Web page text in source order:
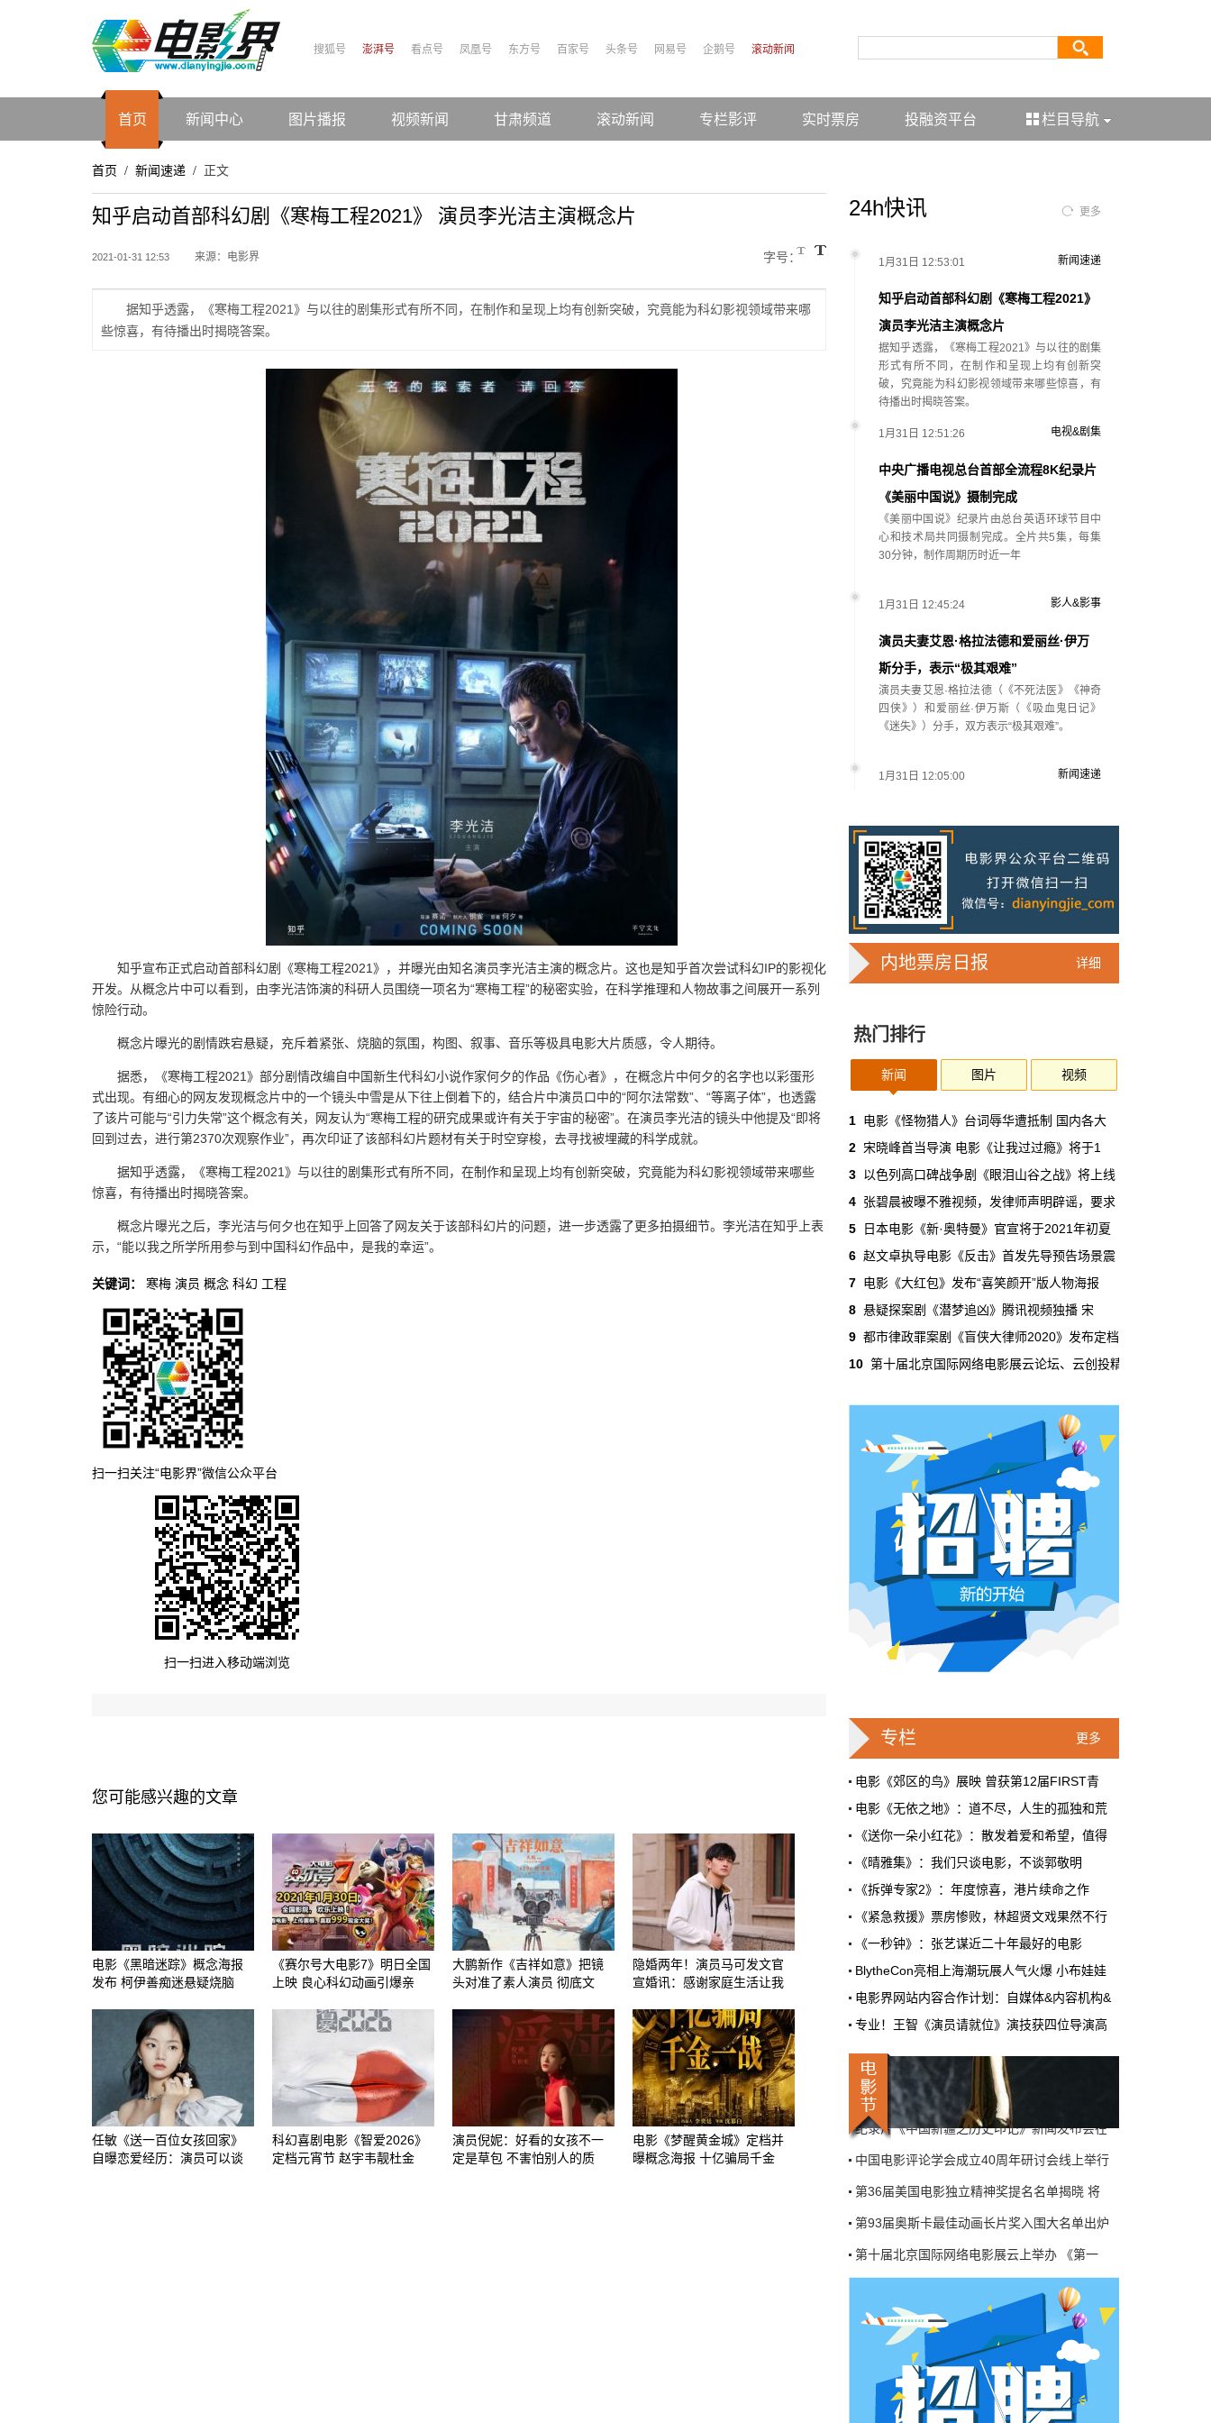
搜狐号 澎湃号 看点号 凤凰号 东方号 百家号 头条号 网易号 企鹅号 滚动新闻
首页 新闻中心 图片播报 视频新闻 甘肃频道 滚动新闻 专栏影评 实时票房 投融资平台 栏目导航
首页 / 新闻速递 / 正文
知乎启动首部科幻剧《寒梅工程2021》 演员李光洁主演概念片
2021-01-31 12:53 来源：电影界 字号：
据知乎透露，《寒梅工程2021》与以往的剧集形式有所不同，在制作和呈现上均有创新突破，究竟能为科幻影视领域带来哪
些惊喜，有待播出时揭晓答案。
知乎宣布正式启动首部科幻剧《寒梅工程2021》，并曝光由知名演员李光洁主演的概念片。这也是知乎首次尝试科幻IP的影视化
开发。从概念片中可以看到，由李光洁饰演的科研人员围绕一项名为“寒梅工程”的秘密实验，在科学推理和人物故事之间展开一系列
惊险行动。
概念片曝光的剧情跌宕悬疑，充斥着紧张、烧脑的氛围，构图、叙事、音乐等极具电影大片质感，令人期待。
据悉，《寒梅工程2021》部分剧情改编自中国新生代科幻小说作家何夕的作品《伤心者》，在概念片中何夕的名字也以彩蛋形
式出现。有细心的网友发现概念片中的一个镜头中雪是从下往上倒着下的，结合片中演员口中的“阿尔法常数”、“等离子体”，也透露
了该片可能与“引力失常”这个概念有关，网友认为“寒梅工程的研究成果或许有关于宇宙的秘密”。在演员李光洁的镜头中他提及“即将
回到过去，进行第2370次观察作业”，再次印证了该部科幻片题材有关于时空穿梭，去寻找被埋藏的科学成就。
据知乎透露，《寒梅工程2021》与以往的剧集形式有所不同，在制作和呈现上均有创新突破，究竟能为科幻影视领域带来哪些
惊喜，有待播出时揭晓答案。
概念片曝光之后，李光洁与何夕也在知乎上回答了网友关于该部科幻片的问题，进一步透露了更多拍摄细节。李光洁在知乎上表
示，“能以我之所学所用参与到中国科幻作品中，是我的幸运”。
关键词： 寒梅 演员 概念 科幻 工程
扫一扫关注“电影界”微信公众平台
扫一扫进入移动端浏览
您可能感兴趣的文章
电影《黑暗迷踪》概念海报
发布 柯伊善痴迷悬疑烧脑
《赛尔号大电影7》明日全国
上映 良心科幻动画引爆亲
大鹏新作《吉祥如意》把镜
头对准了素人演员 彻底文
隐婚两年！演员马可发文官
宣婚讯：感谢家庭生活让我
任敏《送一百位女孩回家》
自曝恋爱经历：演员可以谈
科幻喜剧电影《智爱2026》
定档元宵节 赵宇韦靓杜金
演员倪妮：好看的女孩不一
定是草包 不害怕别人的质
电影《梦醒黄金城》定档并
曝概念海报 十亿骗局千金
24h快讯 更多
1月31日 12:53:01
知乎启动首部科幻剧《寒梅工程2021》
演员李光洁主演概念片
据知乎透露，《寒梅工程2021》与以往的剧集
形式有所不同，在制作和呈现上均有创新突
破，究竟能为科幻影视领域带来哪些惊喜，有
待播出时揭晓答案。
新闻速递
1月31日 12:51:26
中央广播电视总台首部全流程8K纪录片
《美丽中国说》摄制完成
《美丽中国说》纪录片由总台英语环球节目中
心和技术局共同摄制完成。全片共5集，每集
30分钟，制作周期历时近一年
电视&剧集
1月31日 12:45:24
演员夫妻艾恩·格拉法德和爱丽丝·伊万
斯分手，表示“极其艰难”
演员夫妻艾恩·格拉法德（《不死法医》《神奇
四侠》）和爱丽丝·伊万斯（《吸血鬼日记》
《迷失》）分手，双方表示“极其艰难”。
影人&影事
1月31日 12:05:00
别展播
为展现新疆维吾尔自治区多民族团结奋斗的精
神面貌，呈现新时代发展建设的新成就，电影
频道将于2月1日推出“大美新疆”特别展播
新闻速递
杰瑞德·莱托和安妮·海瑟薇将主演Apple
杰瑞德·莱托和安妮·海瑟薇将主演Apple新剧
WeWork的兴衰及其自恋的创始人的爱情故
国际&好莱坞
1月31日 12:00:27
江疏影因为肤色太白被调侃“内娱反黑第
一人” 她这样回
江疏影因为肤色太白，被同事调侃是“内娱反黑
第一人”，对此，她表示：“只是我的肉比你肤
影人&影事
1月31日 11:55:03 电视&剧集
1月31日 11:52:00
达科塔·约翰逊将主演《我还好吗》 泰格
·诺塔洛&斯蒂芬妮·阿琳执导
达科塔·约翰逊将主演新片《我还好吗》（Am I
Ok？），已婚搭档泰格·诺塔洛&斯蒂芬妮·阿琳
（《密西西比》）执导。
国际&好莱坞
1月31日 11:50:54
大热音乐剧《致埃文·汉森》电影版定档
24日北美上映。剧版男主本·普拉特继续主演，
朱丽安·摩尔饰演男主母亲海蒂，艾米·亚当斯
国际&好莱坞
1月31日 11:49:42
科幻怪兽片《科洛弗档案》将拍续集，J·J·艾
布拉姆斯继续制片，原导演马特·里夫斯不参
与。
国际&好莱坞
《黑客帝国4》片名曝光 为《黑客帝
国：复兴/矩阵复兴》
分享给剧组的杀青礼物，卡片上写片名为《黑
客帝国：复兴/矩阵复兴》。
1月31日 11:43:28
巴兹·鲁赫曼执导“猫王”埃尔维斯·普雷
斯利未定名传记片改档
“猫王”埃尔维斯·普雷斯利的未定名传记片改
档，从11月5日推迟至明年6月3日北美上映。
国际&好莱坞
1月31日 11:40:43
杨幂哪吒头造型写真曝光 化身小魔女青
春减龄
近日，杨幂工作室晒出一组新写真，杨幂哪吒
头造型青春减龄，一身黑色装扮化身cool girl，
十分吸睛。
影人&影事
详细
内地票房日报
热门排行
新闻 图片 视频
1 电影《怪物猎人》台词辱华遭抵制 国内各大
2 宋晓峰首当导演 电影《让我过过瘾》将于1
3 以色列高口碑战争剧《眼泪山谷之战》将上线
4 张碧晨被曝不雅视频，发律师声明辟谣，要求
5
日本电影《新·奥特曼》官宣将于2021年初夏
6 赵文卓执导电影《反击》首发先导预告场景震
7 电影《大红包》发布“喜笑颜开”版人物海报
8 悬疑探案剧《潜梦追凶》腾讯视频独播 宋
9 都市律政罪案剧《盲侠大律师2020》发布定档
10 第十届北京国际网络电影展云论坛、云创投精
更多
专栏
电影《郊区的鸟》展映 曾获第12届FIRST青
电影《无依之地》：道不尽，人生的孤独和荒
《送你一朵小红花》：散发着爱和希望，值得
《晴雅集》：我们只谈电影，不谈郭敬明
《拆弹专家2》：年度惊喜，港片续命之作
《紧急救援》票房惨败，林超贤文戏果然不行
《一秒钟》：张艺谋近二十年最好的电影
BlytheCon亮相上海潮玩展人气火爆 小布娃娃
电影界网站内容合作计划：自媒体&内容机构&
专业！王智《演员请就位》演技获四位导演高
第93届奥斯卡最佳动画长片奖入围大名单出炉
第十届北京国际网络电影展云上举办 《第一
第74届戛纳电影节因新冠疫情影响推迟至7月
第45届香港国际电影节焦点影人回顾展将放映
纪录片《中国新疆之历史印记》新闻发布会在
中国电影评论学会成立40周年研讨会线上举行
第36届美国电影独立精神奖提名名单揭晓 将
第93届奥斯卡最佳动画长片奖入围大名单出炉
第十届北京国际网络电影展云上举办 《第一
第74届戛纳电影节因新冠疫情影响推迟至7月
第45届香港国际电影节焦点影人回顾展将放映
纪录片《中国新疆之历史印记》新闻发布会在
中国电影评论学会成立40周年研讨会线上举行
第36届美国电影独立精神奖提名名单揭晓 将